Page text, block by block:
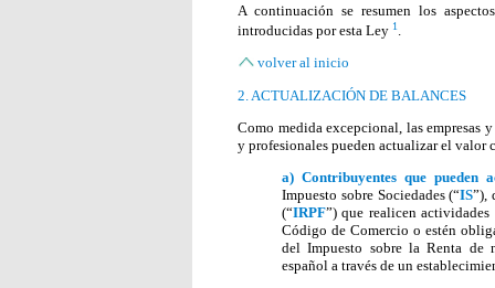
A continuación se resumen los
introducidas por esta Ley 1 .
volver al inicio
2. ACTUALIZACIÓN DE BALANCES
Como medida excepcional, las empresas
y profesionales pueden actualizar el valor
a) Contribuyentes que pueden
Impuesto sobre Sociedades (“IS”),
(“IRPF”) que realicen
Código de Comercio o estén
del Impuesto sobre la Renta de
español a través de un